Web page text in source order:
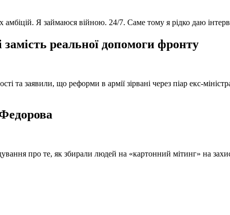
амбіцій. Я займаюся війною. 24/7. Саме тому я рідко даю
замість реальної допомоги фронту
та заявили, що реформи в армії зірвані через піар екс-
про те, як збирали людей на «картонний мітинг» на